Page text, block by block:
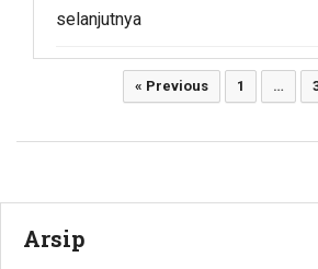
selanjutnya
« Previous 1 …
Arsip